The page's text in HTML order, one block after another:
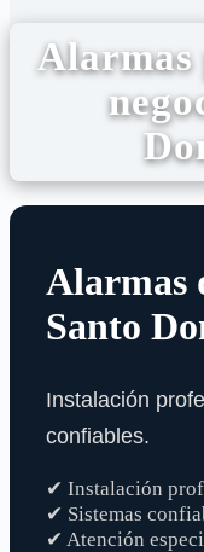
Alarmas
Alarmas
Santo
Instalación
confiables.
✔ Instalación
✔ Sistemas
✔ Atención